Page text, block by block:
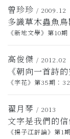
曾珍珍 / 2009.12
多識草木蟲魚
《新地文學》第10
高俊傑 / 2012.02
《朝向一首詩
《字花》第35期：
翟月琴 / 2013
文字是我們的
《揚子江評論》第1